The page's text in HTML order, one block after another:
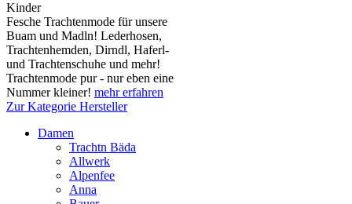
Kinder
Fesche Trachtenmode für unsere
Buam und Madln! Lederhosen,
Trachtenhemden, Dirndl, Haferl-
und Trachtenschuhe und mehr!
Trachtenmode pur - nur eben eine
Nummer kleiner! mehr erfahren
Zur Kategorie Hersteller
Damen
Trachtn Bäda
Allwerk
Alpenfee
Anna